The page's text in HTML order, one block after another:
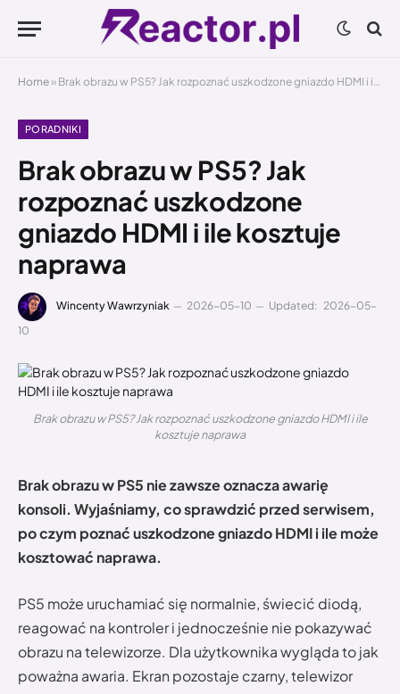
Home » Brak obrazu w PS5? Jak rozpoznać uszkodzone gniazdo HDMI i ile kosztuje naprawa
PORADNIKI
Brak obrazu w PS5? Jak
rozpoznać uszkodzone
gniazdo HDMI i ile kosztuje
naprawa
Wincenty Wawrzyniak 2026-05-10 Updated: 2026-05-
10
Brak obrazu w PS5? Jak rozpoznać uszkodzone gniazdo HDMI i ile
kosztuje naprawa
Brak obrazu w PS5 nie zawsze oznacza awarię
konsoli. Wyjaśniamy, co sprawdzić przed serwisem,
po czym poznać uszkodzone gniazdo HDMI i ile może
kosztować naprawa.
PS5 może uruchamiać się normalnie, świecić diodą,
reagować na kontroler i jednocześnie nie pokazywać
obrazu na telewizorze. Dla użytkownika wygląda to jak
poważna awaria. Ekran pozostaje czarny, telewizor